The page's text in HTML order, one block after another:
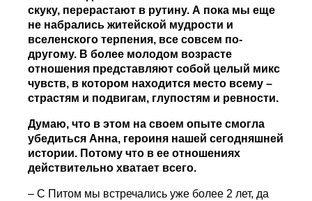
скуку, перерастают в рутину. А пока мы еще
не набрались житейской мудрости и
вселенского терпения, все совсем по-
другому. В более молодом возрасте
отношения представляют собой целый микс
чувств, в котором находится место всему –
страстям и подвигам, глупостям и ревности.
Думаю, что в этом на своем опыте смогла
убедиться Анна, героиня нашей сегодняшней
истории. Потому что в ее отношениях
действительно хватает всего.
– С Питом мы встречались уже более 2 лет, да